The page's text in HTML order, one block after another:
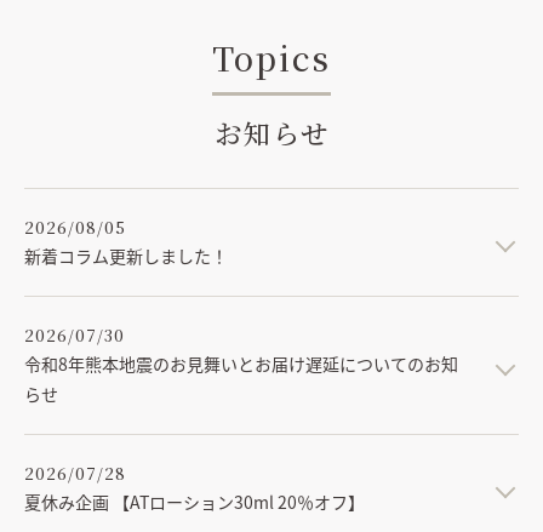
Topics
お知らせ
2026/08/05
新着コラム更新しました！
2026/07/30
令和8年熊本地震のお見舞いとお届け遅延についてのお知
らせ
2026/07/28
夏休み企画 【ATローション30ml 20％オフ】